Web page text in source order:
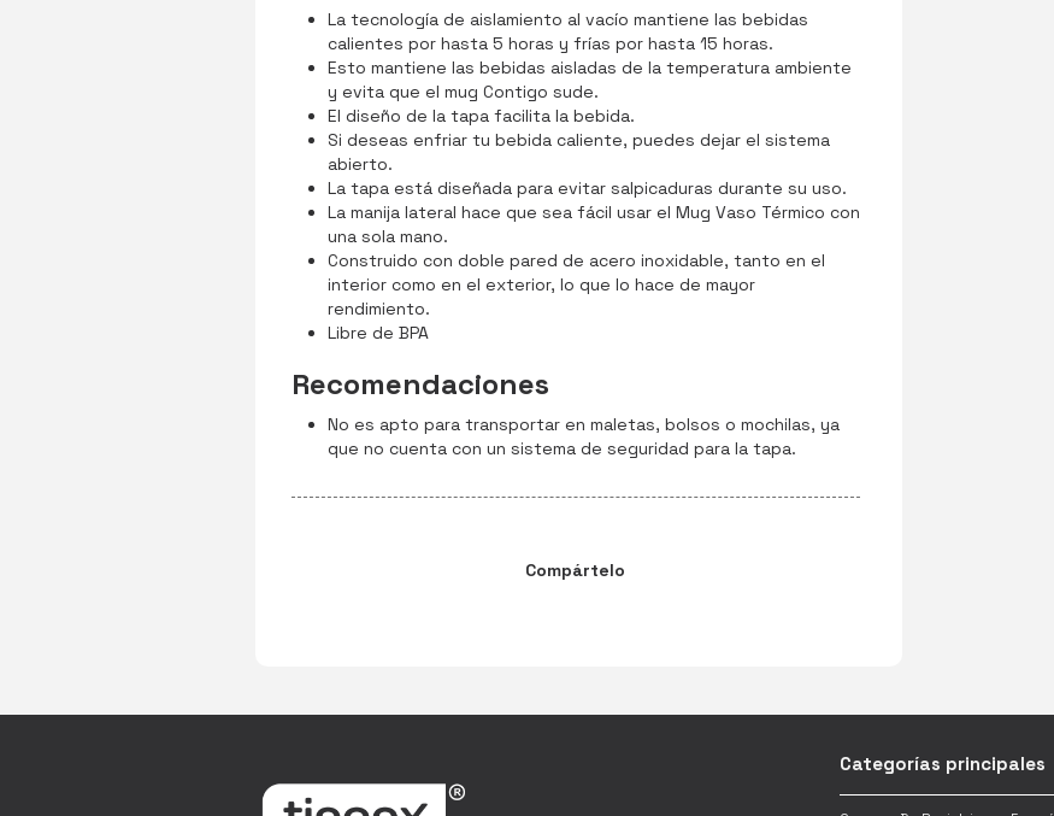
La tecnología de aislamiento al vacío mantiene las bebidas
calientes por hasta 5 horas y frías por hasta 15 horas.
Esto mantiene las bebidas aisladas de la temperatura ambiente
y evita que el mug Contigo sude.
El diseño de la tapa facilita la bebida.
Si deseas enfriar tu bebida caliente, puedes dejar el sistema
abierto.
La tapa está diseñada para evitar salpicaduras durante su uso.
La manija lateral hace que sea fácil usar el Mug Vaso Térmico con
una sola mano.
Construido con doble pared de acero inoxidable, tanto en el
interior como en el exterior, lo que lo hace de mayor
rendimiento.
Libre de BPA
Recomendaciones
No es apto para transportar en maletas, bolsos o mochilas, ya
que no cuenta con un sistema de seguridad para la tapa.
Compártelo
Categorías principales